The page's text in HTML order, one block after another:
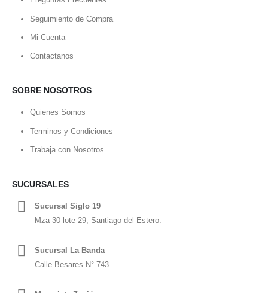
Seguimiento de Compra
Mi Cuenta
Contactanos
SOBRE NOSOTROS
Quienes Somos
Terminos y Condiciones
Trabaja con Nosotros
SUCURSALES
Sucursal Siglo 19
Mza 30 lote 29, Santiago del Estero.
Sucursal La Banda
Calle Besares N° 743